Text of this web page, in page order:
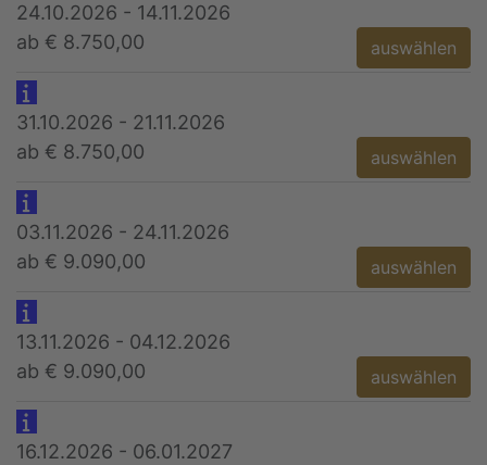
24.10.2026 - 14.11.2026
ab € 8.750,00
auswählen
31.10.2026 - 21.11.2026
ab € 8.750,00
auswählen
03.11.2026 - 24.11.2026
ab € 9.090,00
auswählen
13.11.2026 - 04.12.2026
ab € 9.090,00
auswählen
16.12.2026 - 06.01.2027